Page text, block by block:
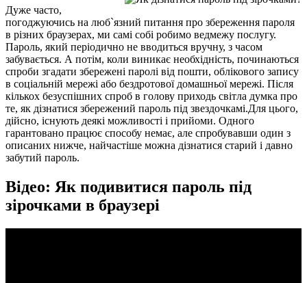
Дуже часто,
погоджуючись на люб`язний питання про збереження пароля
в різних браузерах, ми самі собі робимо ведмежу послугу.
Пароль, який періодично не вводиться вручну, з часом
забувається. А потім, коли виникає необхідність, починаються
спроби згадати збережені паролі від пошти, облікового запису
в соціальній мережі або бездротової домашньої мережі. Після
кількох безуспішних спроб в голову приходь світла думка про
те, як дізнатися збережений пароль під звездочкамі.Для цього,
дійсно, існують деякі можливості і прийоми. Одного
гарантовано працює способу немає, але спробувавши один з
описаних нижче, найчастіше можна дізнатися старий і давно
забутий пароль.
Відео: Як подивитися пароль під
зірочками в браузері